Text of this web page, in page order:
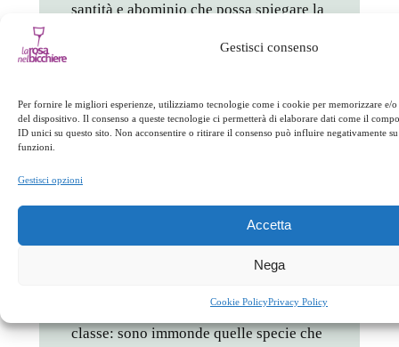
Gestisci consenso
Per fornire le migliori esperienze, utilizziamo tecnologie come i cookie per memorizzare e/
del dispositivo. Il consenso a queste tecnologie ci permetterà di elaborare dati come il
ID unici su questo sito. Non acconsentire o ritirare il consenso può influire negativamente
funzioni.
Gestisci opzioni
Accetta
Nega
Cookie PolicyPrivacy Policy
santità e abominio che possa spiegare la
restrizioni» (p. 94). Fatta questa
necessariamente riassunta in modo
stringato, va in direzione diversa:
come integrità e completezza, come
allora «il principio di fondo della
essere pienamente conformi alla loro
classe: sono immonde quelle specie che